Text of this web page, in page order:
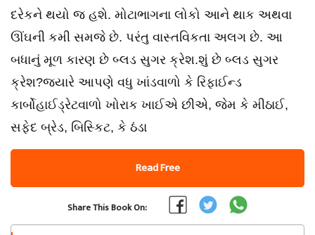
દરેકને થયો જ હશે. મોટાભાગના લોકો આને થાક અથવા
ઊંઘની કમી સમજે છે. પરંતુ વાસ્તવિકતા અલગ છે. આ
બધાનું મૂળ કારણ છે બ્લડ સુગર ક્રેશ.શું છે બ્લડ સુગર
ક્રેશ?જ્યારે આપણે વધુ ખાંડવાળો કે રિફાઈન્ડ
કાર્બોહાઈડ્રેટવાળો ખોરાક ખાઈએ છીએ, જેમ કે મીઠાઈ,
સફેદ બ્રેડ, બિસ્કિટ, કે ઠંડા
Read Free
Share This Book On: